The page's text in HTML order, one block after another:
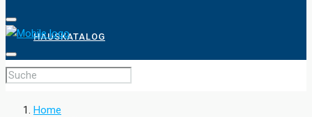
HAUSKATALOG
ANBIETER
Home